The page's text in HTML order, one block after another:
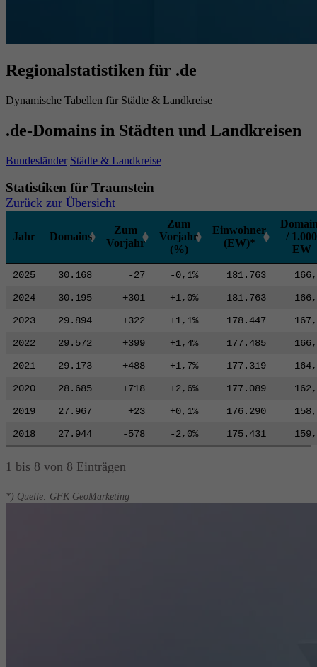
Regionalstatistiken für .de
Dynamische Tabellen für Städte & Landkreise
.de-Domains in Städten und Landkreisen
Bundesländer Städte & Landkreise
Statistiken für Traunstein
Zurück zur Übersicht
Jahr Domains
Zum
Vorjahr
Zum
Vorjahr
(%)
Einwohner
(EW)*
/ 1.000
EW
2025 30.168 -27 -0,1% 181.763
2024
30.195 +301 +1,0% 181.763
2023
29.894 +322 +1,1% 178.447
2022
29.572 +399 +1,4% 177.485
2021
29.173 +488 +1,7% 177.319
2020
28.685 +718 +2,6% 177.089
2019
27.967 +23 +0,1% 176.290
2018
27.944 -578 -2,0% 175.431
1 bis 8 von 8 Einträgen
*) Quelle: GFK GeoMarketing